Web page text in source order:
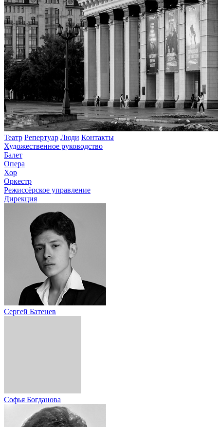
Театр Репертуар Люди Контакты
Художественное руководство
Балет
Опера
Хор
Оркестр
Режиссёрское управление
Дирекция
Сергей Батенев
Софья Богданова